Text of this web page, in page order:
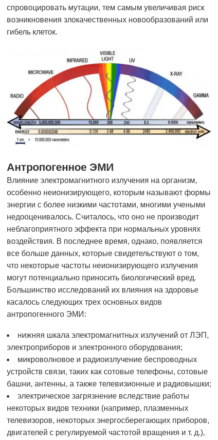
спровоцировать мутации, тем самым увеличивая риск
возникновения злокачественных новообразований или
гибель клеток.
Антропогенное ЭМИ
Влияние электромагнитного излучения на организм,
особенно неионизирующего, которым называют формы
энергии с более низкими частотами, многими учеными
недооценивалось. Считалось, что оно не производит
неблагоприятного эффекта при нормальных уровнях
воздействия. В последнее время, однако, появляется
все больше данных, которые свидетельствуют о том,
что некоторые частоты неионизирующего излучения
могут потенциально приносить биологический вред.
Большинство исследований их влияния на здоровье
касалось следующих трех основных видов
антропогенного ЭМИ:
нижняя шкала электромагнитных излучений от ЛЭП,
электроприборов и электронного оборудования;
микроволновое и радиоизлучение беспроводных
устройств связи, таких как сотовые телефоны, сотовые
башни, антенны, а также телевизионные и радиовышки;
электрическое загрязнение вследствие работы
некоторых видов техники (например, плазменных
телевизоров, некоторых энергосберегающих приборов,
двигателей с регулируемой частотой вращения и т. д.),